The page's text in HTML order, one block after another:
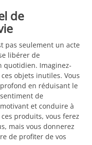
de
pas seulement un acte
libérer de
quotidien. Imaginez-
objets inutiles. Vous
en réduisant le
de
et conduire à
produits, vous ferez
mais vous donnerez
de profiter de vos